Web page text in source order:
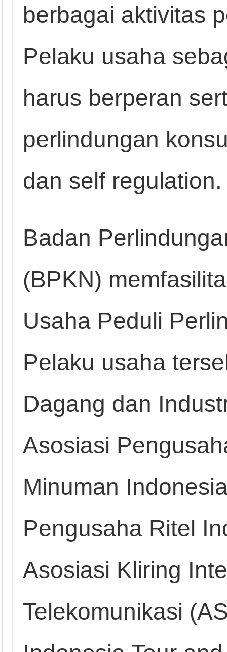
berbagai aktivitas
Pelaku usaha
harus berperan
perlindungan
dan self regulation.
Badan
(BPKN)
Usaha Peduli
Pelaku usaha
Dagang dan
Asosiasi
Minuman
Pengusaha Ritel
Asosiasi Kliring
Telekomunikasi